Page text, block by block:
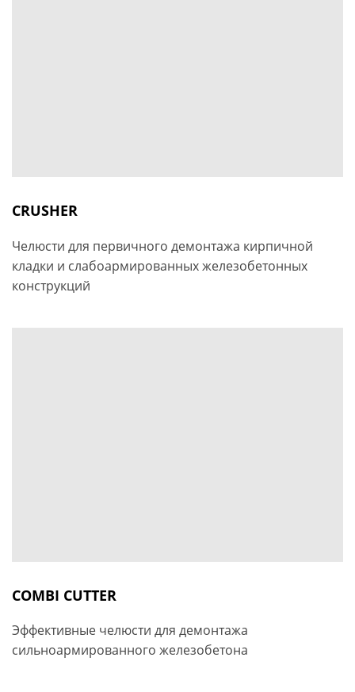
CRUSHER
Челюсти для первичного демонтажа кирпичной
кладки и слабоармированных железобетонных
конструкций
COMBI CUTTER
Эффективные челюсти для демонтажа
сильноармированного железобетона